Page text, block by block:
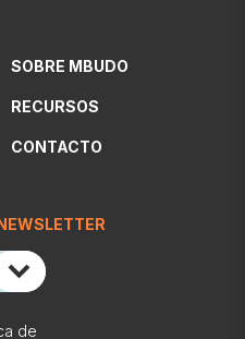
SOBRE MBUDO
RECURSOS
CONTACTO
de